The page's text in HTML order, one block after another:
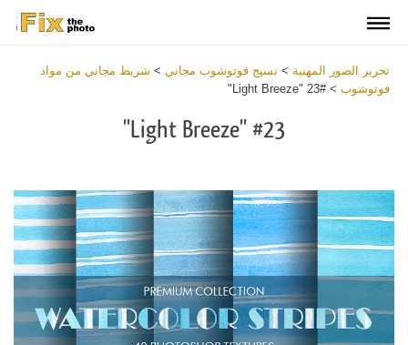
تحرير الصور المهنية > نسيج فوتوشوب مجاني > شريط مجاني من مواد
فوتوشوب >
#23 "Light Breeze"
#23 "Light Breeze"
Download
Free